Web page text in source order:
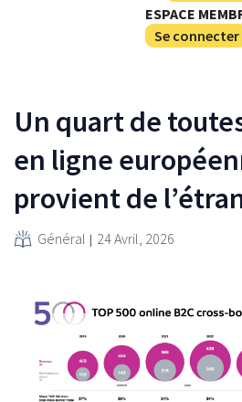
ESPACE
Se connecter
Un quart de
en ligne
provient de
Général 24 Avril, 2026